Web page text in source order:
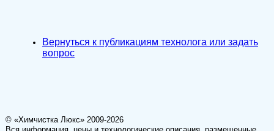
Вернуться к публикациям технолога или задать
вопрос
© «Химчистка Люкс» 2009-2026